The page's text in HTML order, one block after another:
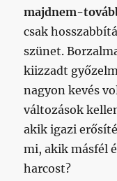
majdnem-
csak
szünet.
kiizzadt
nagyon kevés
változások
akik igazi
mi, akik másfél
harcost?